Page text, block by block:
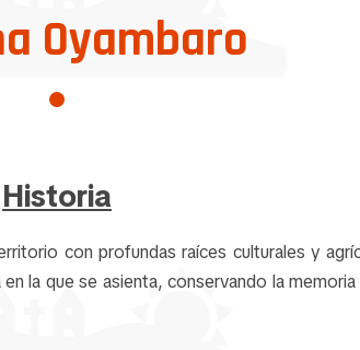
Oyambaro
Historia
con profundas raíces culturales y
la que se asienta, conservando la